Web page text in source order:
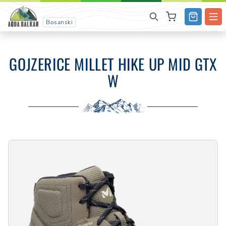
Bosanski
GOJZERICE MILLET HIKE UP MID GTX
W